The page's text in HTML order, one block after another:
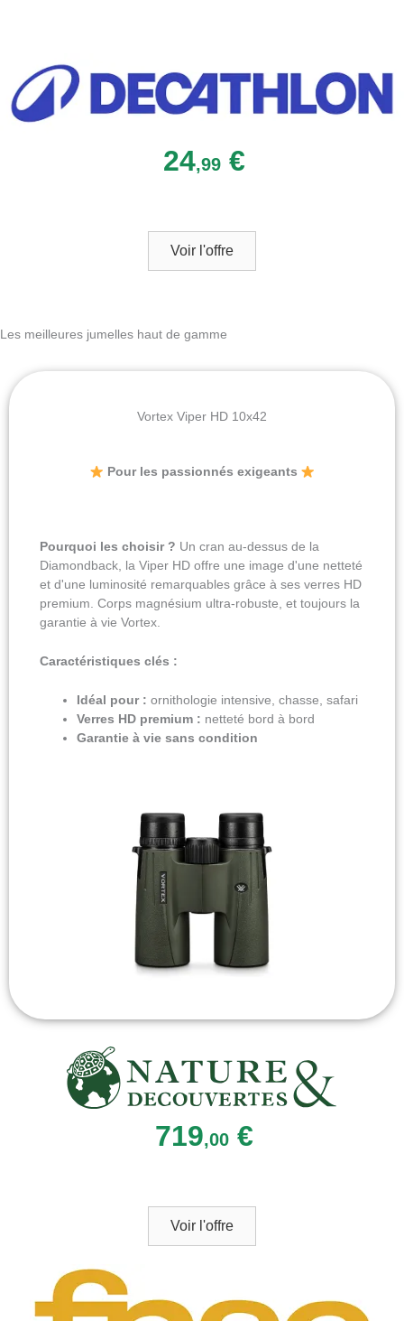
24,99 €
Voir l'offre
Les meilleures jumelles haut de gamme
Vortex Viper HD 10x42
Pour les passionnés exigeants
Pourquoi les choisir ? Un cran au-dessus de la
Diamondback, la Viper HD offre une image d'une netteté
et d'une luminosité remarquables grâce à ses verres HD
premium. Corps magnésium ultra-robuste, et toujours la
garantie à vie Vortex.
Caractéristiques clés :
Idéal pour : ornithologie intensive, chasse, safari
Verres HD premium : netteté bord à bord
Garantie à vie sans condition
719,00 €
Voir l'offre